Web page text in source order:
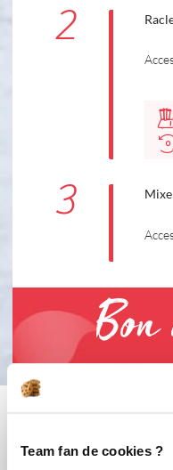
Team fan de cookies ?
2
3
Bon